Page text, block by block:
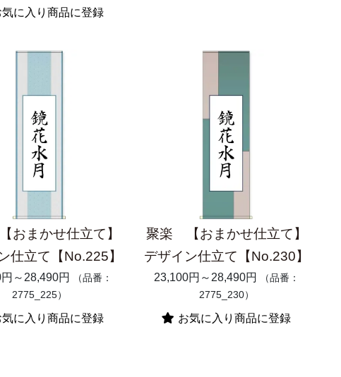
気に入り商品に登録
おまかせ仕立て】
仕立て【No.225】
～28,490円
（品番：
2775_225）
気に入り商品に登録
聚楽 【おまかせ仕立て】
デザイン仕立て【No.230】
23,100円～28,490円
（品番：
2775_230）
お気に入り商品に登録